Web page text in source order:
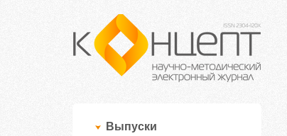
Выпуски